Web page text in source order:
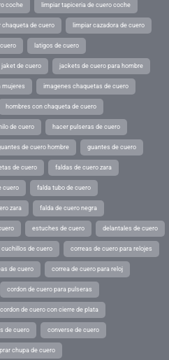
coche limpiar tapiceria de cuero coche
chaqueta de cuero limpiar cazadora de cuero
latigos de cuero
jaket de cuero jackets de cuero para hombre
mujeres imagenes chaquetas de cuero
hombres con chaqueta de cuero
hilo de cuero hacer pulseras de cuero
de cuero hombre guantes de cuero
de cuero faldas de cuero zara
cuero falda tubo de cuero
zara falda de cuero negra
estuches de cuero delantales de cuero
cuchillos de cuero correas de cuero para relojes
de cuero correa de cuero para reloj
cordon de cuero para pulseras
cordon de cuero con cierre de plata
de cuero converse de cuero
chupa de cuero